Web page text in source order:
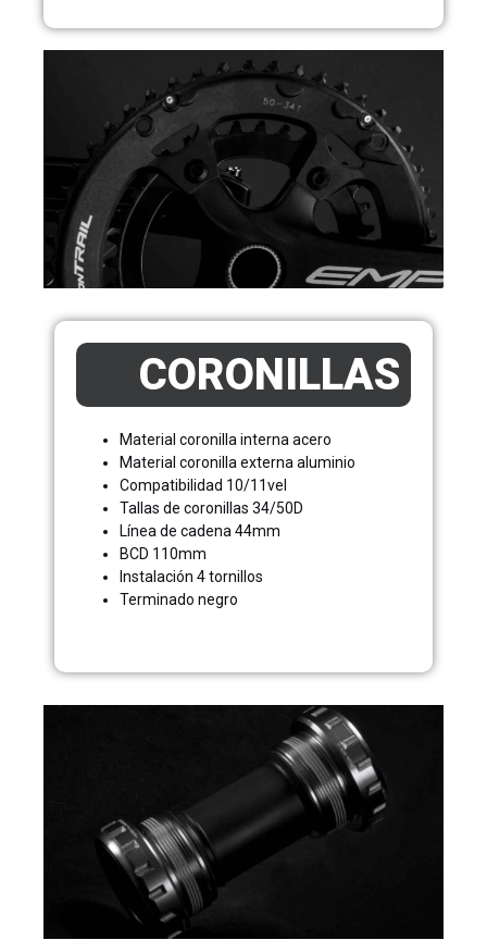
CORONILLAS
Material coronilla interna acero
Material coronilla externa aluminio
Compatibilidad 10/11vel
Tallas de coronillas 34/50D
Línea de cadena 44mm
BCD 110mm
Instalación 4 tornillos
Terminado negro